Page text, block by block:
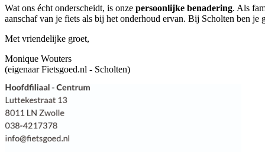
Wat ons écht onderscheidt, is onze persoonlijke benadering. Als
aanschaf van je fiets als bij het onderhoud ervan. Bij Scholten ben je
Met vriendelijke groet,
Monique Wouters
(eigenaar Fietsgoed.nl - Scholten)